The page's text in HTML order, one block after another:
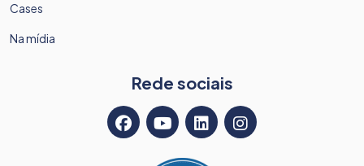
Cases
Na mídia
Rede sociais